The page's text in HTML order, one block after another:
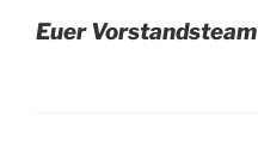
Euer Vorstandsteam